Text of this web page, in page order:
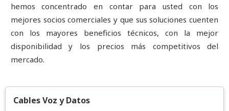
hemos concentrado en contar para usted con los
mejores socios comerciales y que sus soluciones cuenten
con los mayores beneficios técnicos, con la mejor
disponibilidad y los precios más competitivos del
mercado.
Cables Voz y Datos